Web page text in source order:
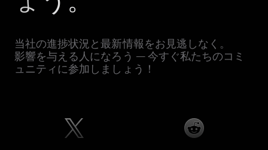
当社の進捗状況と最新情報をお見逃しなく。
影響を与える人になろう — 今すぐ私たちのコミ
ュニティに参加しましょう！